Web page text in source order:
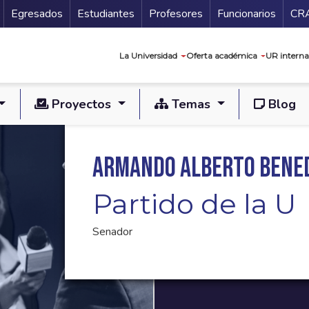
Secundario
Egresados Estudiantes Profesores Funcionarios
La Universidad Oferta académica UR
Proyectos Temas Blog
Armando Alberto
Partido de la U
Senador